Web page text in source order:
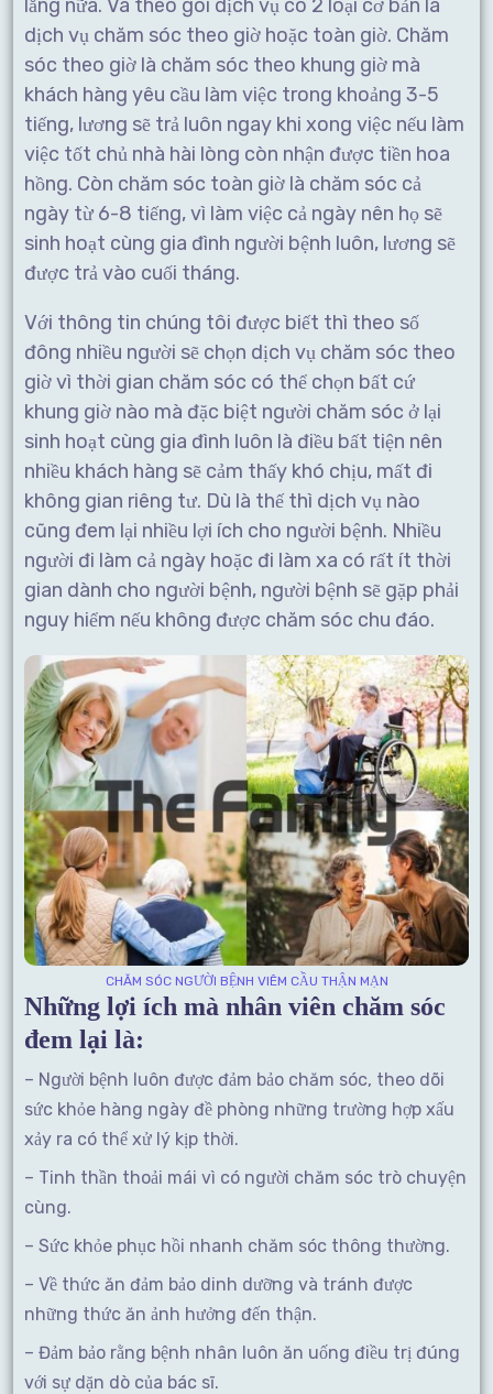
lắng nữa. Và theo gói dịch vụ có 2 loại cơ bản là
dịch vụ chăm sóc theo giờ hoặc toàn giờ. Chăm
sóc theo giờ là chăm sóc theo khung giờ mà
khách hàng yêu cầu làm việc trong khoảng 3-5
tiếng, lương sẽ trả luôn ngay khi xong việc nếu làm
việc tốt chủ nhà hài lòng còn nhận được tiền hoa
hồng. Còn chăm sóc toàn giờ là chăm sóc cả
ngày từ 6-8 tiếng, vì làm việc cả ngày nên họ sẽ
sinh hoạt cùng gia đình người bệnh luôn, lương sẽ
được trả vào cuối tháng.
Với thông tin chúng tôi được biết thì theo số
đông nhiều người sẽ chọn dịch vụ chăm sóc theo
giờ vì thời gian chăm sóc có thể chọn bất cứ
khung giờ nào mà đặc biệt người chăm sóc ở lại
sinh hoạt cùng gia đình luôn là điều bất tiện nên
nhiều khách hàng sẽ cảm thấy khó chịu, mất đi
không gian riêng tư. Dù là thế thì dịch vụ nào
cũng đem lại nhiều lợi ích cho người bệnh. Nhiều
người đi làm cả ngày hoặc đi làm xa có rất ít thời
gian dành cho người bệnh, người bệnh sẽ gặp phải
nguy hiểm nếu không được chăm sóc chu đáo.
CHĂM SÓC NGƯỜI BỆNH VIÊM CẦU THẬN MẠN
Những lợi ích mà nhân viên chăm sóc
đem lại là:
– Người bệnh luôn được đảm bảo chăm sóc, theo dõi
sức khỏe hàng ngày đề phòng những trường hợp xấu
xảy ra có thể xử lý kịp thời.
– Tinh thần thoải mái vì có người chăm sóc trò chuyện
cùng.
– Sức khỏe phục hồi nhanh chăm sóc thông thường.
– Về thức ăn đảm bảo dinh dưỡng và tránh được
những thức ăn ảnh hưởng đến thận.
– Đảm bảo rằng bệnh nhân luôn ăn uống điều trị đúng
với sự dặn dò của bác sĩ.